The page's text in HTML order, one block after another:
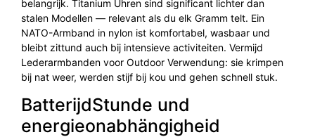
belangrijk. Titanium Uhren sind significant lichter dan
stalen Modellen — relevant als du elk Gramm telt. Ein
NATO-Armband in nylon ist komfortabel, wasbaar und
bleibt zittund auch bij intensieve activiteiten. Vermijd
Lederarmbanden voor Outdoor Verwendung: sie krimpen
bij nat weer, werden stijf bij kou und gehen schnell stuk.
BatterijdStunde und
energieonabhängigheid